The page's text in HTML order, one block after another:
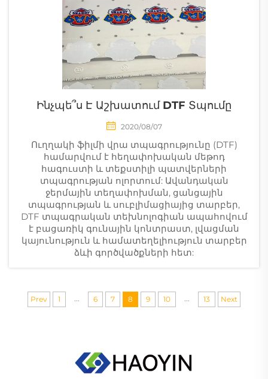
Ինչպե՞ս Է Աշխատում DTF Տպումը
2020/08/07
Ուղղակի ֆիլմի վրա տպագրությունը (DTF)
համարվում է հեղափոխական մեթոդ
հագուստի և տեքստիլի պատվերների
տպագրության ոլորտում: Ավանդական
ջերմային տեղափոխման, ցանցային
տպագրության և սուբլիմացիայից տարբեր,
DTF տպագրական տեխնոլոգիան ապահովում
է բացառիկ գունային կոնտրաստ, լվացման
կայունություն և համատեղելիություն տարբեր
ձևի գործվածքների հետ:
Prev 1 ... 6 7 8 9 10 ... 13 Next